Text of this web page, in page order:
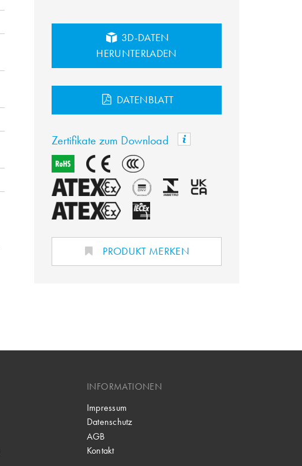
3D-DATEN
HERUNTERLADEN
DATENBLATT
Zertifikate zum Download
PRODUKT MERKEN
INFORMATIONEN
Impressum
Datenschutz
AGB
Kontakt